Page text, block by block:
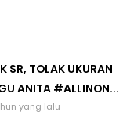
SR, TOLAK UKURAN
ANITA #ALLINON...
yang lalu